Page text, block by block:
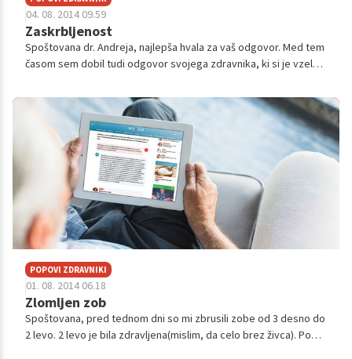
04. 08. 2014 09.59
Zaskrbljenost
Spoštovana dr. Andreja, najlepša hvala za vaš odgovor. Med tem
časom sem dobil tudi odgovor svojega zdravnika, ki si je vzel
saj je bil...
POPOVI ZDRAVNIKI
01. 08. 2014 06.18
Zlomljen zob
Spoštovana, pred tednom dni so mi zbrusili zobe od 3 desno do
2 levo. 2 levo je bila zdravljena(mislim, da celo brez živca). Po